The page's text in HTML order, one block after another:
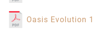
Oasis Evolution